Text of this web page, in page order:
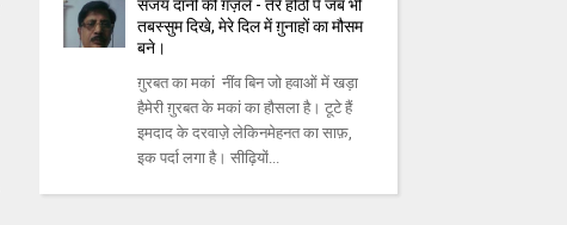
संजय दानी की ग़ज़लें - तेरे होठों पे जब भी
तबस्सुम दिखे, मेरे दिल में ग़ुनाहों का मौसम
बने।
ग़ुरबत का मकां नींव बिन जो हवाओं में खड़ा
हैमेरी ग़ुरबत के मकां का हौसला है। टूटे हैं
इमदाद के दरवाज़े लेकिनमेहनत का साफ़,
इक पर्दा लगा है। सीढ़ियों...